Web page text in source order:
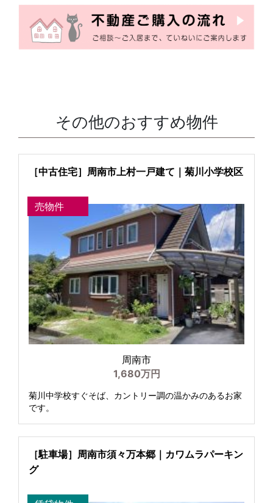
その他のおすすめ物件
［中古住宅］周南市上村一戸建て｜菊川小学校区
売物件
周南市
1,680万円
菊川中学校すぐそば、カントリー調の温かみのあるお家
です。
［駐車場］周南市須々万本郷｜カワムラパーキン
グ